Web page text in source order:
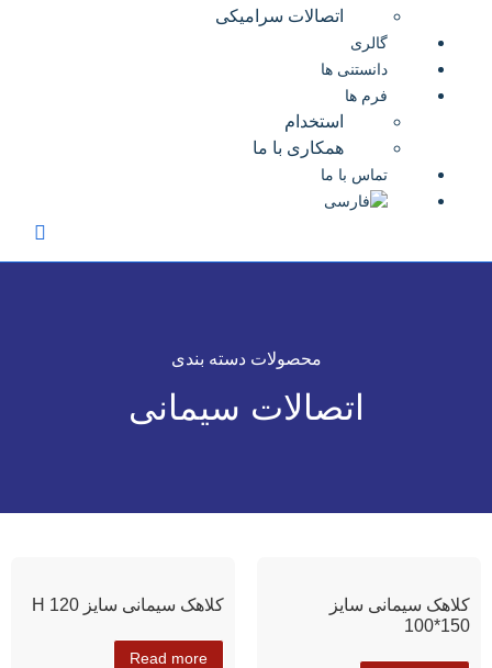
اتصالات سرامیکی
گالری
دانستنی ها
فرم ها
استخدام
همکاری با ما
تماس با ما
محصولات دسته بندی
اتصالات سیمانی
کلاهک سیمانی سایز
150*100
کلاهک سیمانی سایز H 120
Read more